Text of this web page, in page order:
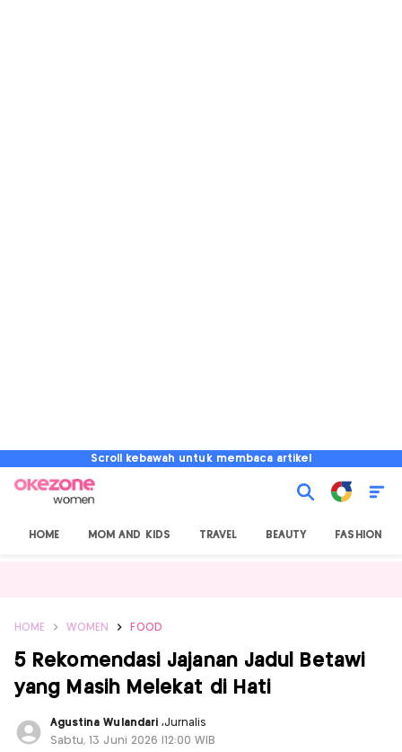
Scroll kebawah untuk membaca artikel
HOME MOM AND KIDS TRAVEL BEAUTY FASHION
HOME WOMEN FOOD
5 Rekomendasi Jajanan Jadul Betawi
yang Masih Melekat di Hati
Agustina Wulandari ,Jurnalis
Sabtu, 13 Juni 2026 |12:00 WIB